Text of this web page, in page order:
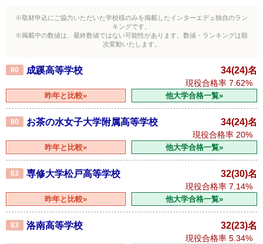
※取材申込にご協力いただいた学校様のみを掲載したインターエデュ独自のラン
キングです。
※掲載中の数値は、最終数値ではない可能性があります。数値・ランキングは順
次変動いたします。
80 成蹊高等学校 34(24)名
現役合格率 7.62%
昨年と比較» 他大学合格一覧»
80 お茶の水女子大学附属高等学校 34(24)名
現役合格率 20%
昨年と比較» 他大学合格一覧»
83 専修大学松戸高等学校 32(30)名
現役合格率 7.14%
昨年と比較» 他大学合格一覧»
83 洛南高等学校 32(23)名
現役合格率 5.34%